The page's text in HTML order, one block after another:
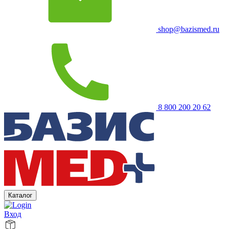
shop@bazismed.ru
8 800 200 20 62
Каталог
Вход